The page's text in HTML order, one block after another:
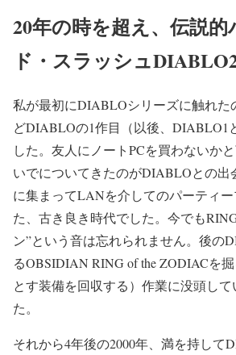
20年の時を超え、伝説
ド・スラッシュ
私が最初にDIABLOシリーズに触れた
どDIABLOの1作目（以後、DIABLO1
した。友人にノートPCを買わないか
いでについてきたのがDIABLOとの出
に集まってLANを介してのパーティ
た、古き良き時代でした。今でも
ン”という音は忘れられません。後の
るOBSIDIAN RING of the ZODIACを
とす装備を回収する）作業に没頭して
た。
それから4年後の2000年、満を持して